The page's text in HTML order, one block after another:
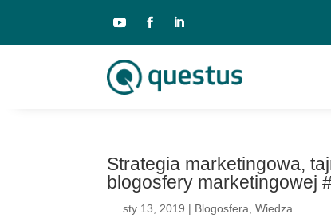
Strategia marketingowa,
blogosfery marketingowej
sty 13, 2019 | Blogosfera ,Wiedza